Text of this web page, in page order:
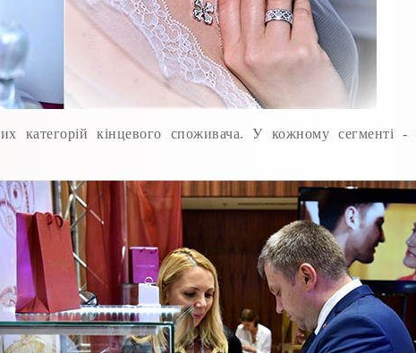
категорій кінцевого споживача. У кожному сегменті